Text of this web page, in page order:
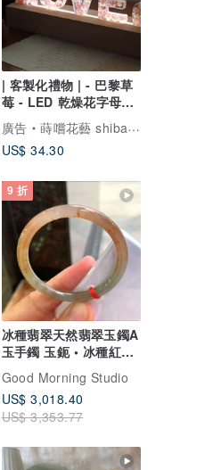
| 客製化禮物 | - 巴黎草
莓 - LED 乾燥花字母夜
燈 (三段式調光)
廣告
蒔嚐花藝 shibashibaflorist
US$ 34.30
9 折
冰種翡翠天然翡翠玉鐲A
玉手鐲 玉鈪 • 冰種紅珊
Good Morning Studio
US$ 3,018.40
US$ 3,353.77